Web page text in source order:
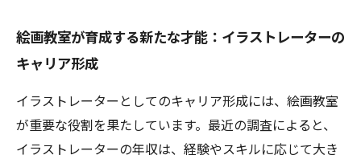
絵画教室が育成する新たな才能：イラストレーターの
キャリア形成
イラストレーターとしてのキャリア形成には、絵画教室
が重要な役割を果たしています。最近の調査によると、
イラストレーターの年収は、経験やスキルに応じて大き